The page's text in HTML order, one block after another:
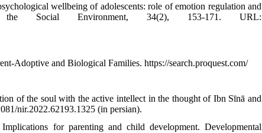
wellbeing of adolescents: role of emotion regulation and
Social Environment, 34(2), 153-171. URL:
Adoptive and Biological Families. https://search.proquest.com/
of the soul with the active intellect in the thought of Ibn Sīnā and
nir.2022.62193.1325 (in persian).
for parenting and child development. Developmental